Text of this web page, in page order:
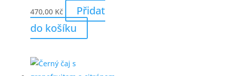
470,00 Kč
Přidat
do košíku